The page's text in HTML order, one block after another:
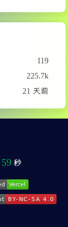
119
225.7k
21 天前
59 秒